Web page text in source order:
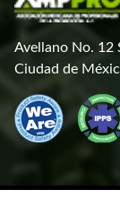
Avellano No. 12
Ciudad de